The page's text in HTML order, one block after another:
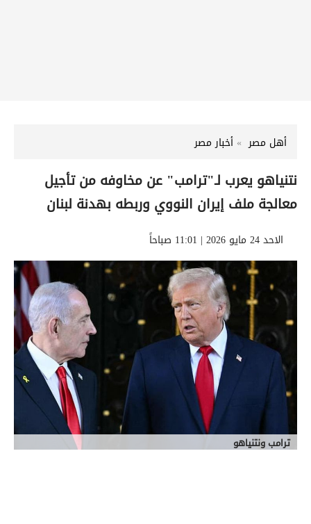
أهل مصر أخبار مصر
نتنياهو يعرب لـ"ترامب" عن مخاوفه من تأجيل
معالجة ملف إيران النووي وربطه بهدنة لبنان
الاحد 24 مايو 2026 | 11:01 صباحاً
ترامب ونتنياهو